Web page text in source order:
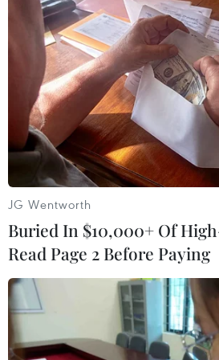
Chính sách thuế mới của
đánh giá khách quan, toàn
TIN LIÊN QUAN
JG Wentworth
Buried In $10,000+ Of
Read Page 2 Before Paying